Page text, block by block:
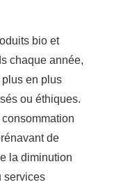
bio et
chaque année,
plus en plus
ou éthiques.
consommation
de
la diminution
services